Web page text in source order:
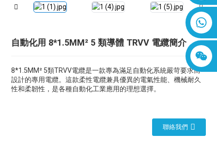
自動化用 8*1.5MM² 5 類導體 TRVV 電纜簡介
8*1.5MM² 5類TRVV電纜是一款專為滿足自動化系統嚴苛要求而
設計的專用電纜。這款柔性電纜兼具優異的電氣性能、機械耐久
性和柔韌性，是各種自動化工業應用的理想選擇。
聯絡我們